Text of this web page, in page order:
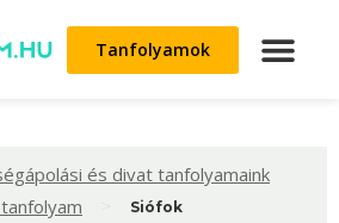
Tanfolyamok
és divat tanfolyamaink
Siófok